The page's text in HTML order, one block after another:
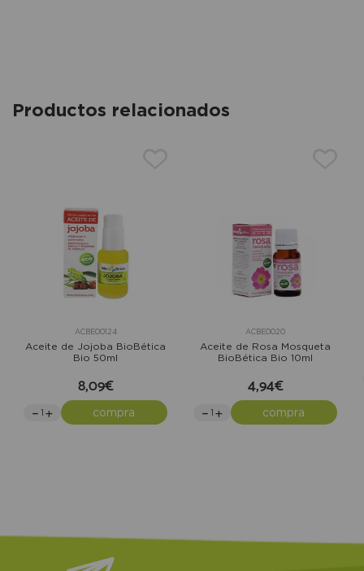
Productos relacionados
ACBE00124
Aceite de Jojoba BioBética
Bio 50ml
8,09€
compra
ACBE0020
Aceite de Rosa Mosqueta
BioBética Bio 10ml
4,94€
compra